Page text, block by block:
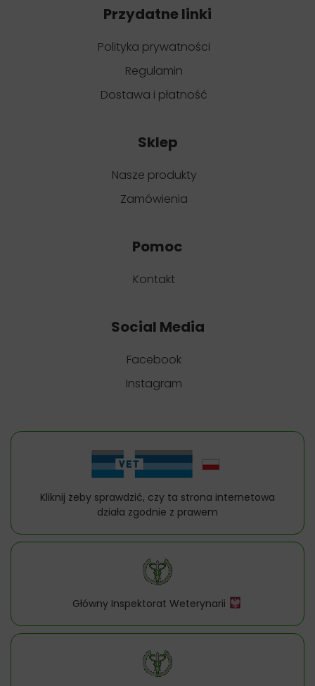
Przydatne linki
Polityka prywatności
Regulamin
Dostawa i płatność
Sklep
Nasze produkty
Zamówienia
Pomoc
Kontakt
Social Media
Facebook
Instagram
Kliknij żeby sprawdzić, czy ta strona internetowa
działa zgodnie z prawem
Główny Inspektorat Weterynarii